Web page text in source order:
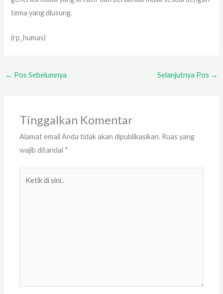
tema yang diusung.
(rp_humas)
← Pos Sebelumnya Selanjutnya Pos →
Tinggalkan Komentar
Alamat email Anda tidak akan dipublikasikan. Ruas yang
wajib ditandai *